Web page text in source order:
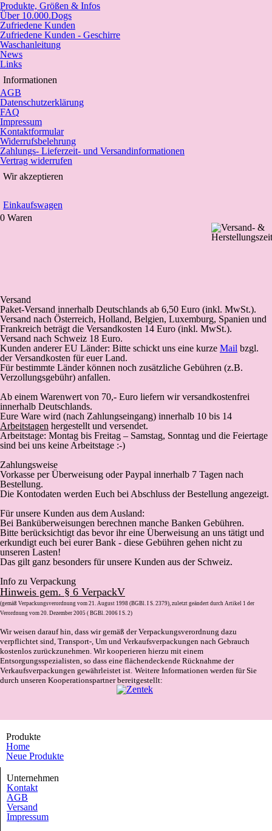
Produkte, Größen & Infos
Über 10.000.Dogs
Zufriedene Kunden
Zufriedene Kunden - Geschirre
Waschanleitung
News
Links
Informationen
AGB
Datenschutzerklärung
FAQ
Impressum
Kontaktformular
Widerrufsbelehrung
Zahlungs- Lieferzeit- und Versandinformationen
Vertrag widerrufen
Wir akzeptieren
Einkaufswagen
0 Waren
Versand
Paket-Versand innerhalb Deutschlands ab 6,50 Euro (inkl. MwSt.).
Versand nach Österreich, Holland, Belgien, Luxemburg, Spanien und
Frankreich beträgt die Versandkosten 14 Euro (inkl. MwSt.).
Versand nach Schweiz 18 Euro.
Kunden anderer EU Länder: Bitte schickt uns eine kurze Mail bzgl.
der Versandkosten für euer Land.
Für bestimmte Länder können noch zusätzliche Gebühren (z.B.
Verzollungsgebühr) anfallen.
Ab einem Warenwert von 70,- Euro liefern wir versandkostenfrei
innerhalb Deutschlands.
Eure Ware wird (nach Zahlungseingang) innerhalb 10 bis 14
Arbeitstagen hergestellt und versendet.
Arbeitstage: Montag bis Freitag – Samstag, Sonntag und die Feiertage
sind bei uns keine Arbeitstage :-)
Zahlungsweise
Vorkasse per Überweisung oder Paypal innerhalb 7 Tagen nach
Bestellung.
Die Kontodaten werden Euch bei Abschluss der Bestellung angezeigt.
Für unsere Kunden aus dem Ausland:
Bei Banküberweisungen berechnen manche Banken Gebühren.
Bitte berücksichtigt das bevor ihr eine Überweisung an uns tätigt und
erkundigt euch bei eurer Bank - diese Gebühren gehen nicht zu
unseren Lasten!
Das gilt ganz besonders für unsere Kunden aus der Schweiz.
Info zu Verpackung
Hinweis gem. § 6 VerpackV
(gemäß Verpackungsverordnung vom 21. August 1998 (BGBl. I S. 2379), zuletzt geändert durch Artikel 1 der
Verordnung vom 20. Dezember 2005 ( BGBl. 2006 I S. 2)
Wir weisen darauf hin, dass wir gemäß der Verpackungsverordnung dazu
verpflichtet sind, Transport-, Um und Verkaufsverpackungen nach Gebrauch
kostenlos zurückzunehmen. Wir kooperieren hierzu mit einem
Entsorgungsspezialisten, so dass eine flächendeckende Rücknahme der
Verkaufsverpackungen gewährleistet ist. Weitere Informationen werden für Sie
durch unseren Kooperationspartner bereitgestellt:
Produkte
Home
Neue Produkte
Unternehmen
Kontakt
AGB
Versand
Impressum